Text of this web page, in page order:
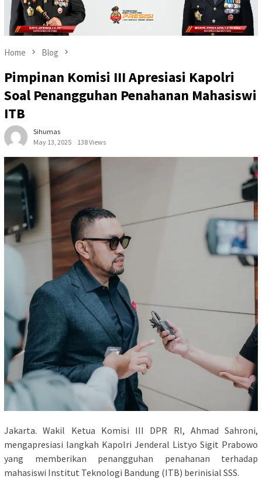
Home Blog
Pimpinan Komisi III Apresiasi Kapolri
Soal Penangguhan Penahanan Mahasiswi
ITB
Sihumas
May 13, 2025
138 Views
Jakarta. Wakil Ketua Komisi III DPR RI, Ahmad Sahroni,
mengapresiasi langkah Kapolri Jenderal Listyo Sigit Prabowo
yang memberikan penangguhan penahanan terhadap
mahasiswi Institut Teknologi Bandung (ITB) berinisial SSS.